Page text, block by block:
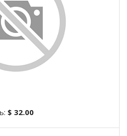
$ 32.00